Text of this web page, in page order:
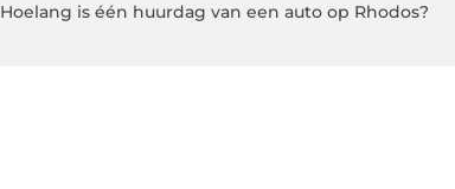
Hoelang is één huurdag van een auto op Rhodos?